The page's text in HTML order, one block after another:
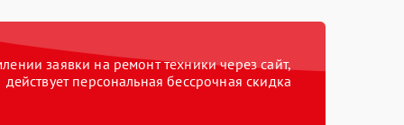
заявки на ремонт техники через сайт,
действует персональная бессрочная скидка